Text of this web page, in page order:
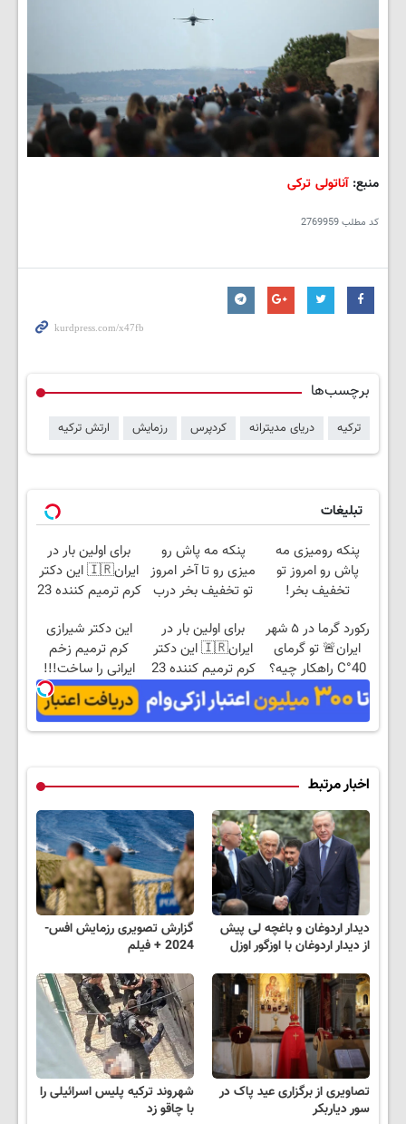
منبع: آناتولی ترکی
کد مطلب2769959
برچسب‌ها
ترکیه دریای مدیترانه کردپرس رزمایش ارتش ترکیه
تبلیغات
پنکه رومیزی مه
پاش رو امروز تو
تخفیف بخر!
پنکه مه پاش رو
میزی رو تا آخر امروز
تو تخفیف بخر درب
🔥
برای اولین بار در
ایران🇮🇷 این دکتر
کرم ترمیم کننده 23
رکورد گرما در ۵ شهر
ایران🚨 تو گرمای
40°C راهکار چیه؟
پنکه مه پاش👌🏻
برای اولین بار در
ایران🇮🇷 این دکتر
کرم ترمیم کننده 23
روزه ساخت!
این دکتر شیرازی
کرم ترمیم زخم
ایرانی را ساخت!!!
اخبار مرتبط
دیدار اردوغان و باغچه لی پیش
از دیدار اردوغان با اوزگور اوزل
گزارش تصویری رزمایش افس-
2024 + فیلم
تصاویری از برگزاری عید پاک در
سور دیاربکر
شهروند ترکیه پلیس اسرائیلی را
با چاقو زد